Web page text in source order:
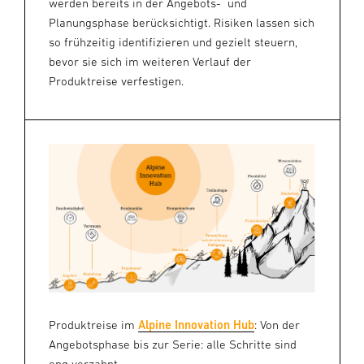
werden bereits in der Angebots- und
Planungsphase berücksichtigt. Risiken lassen sich
so frühzeitig identifizieren und gezielt steuern,
bevor sie sich im weiteren Verlauf der
Produktreise verfestigen.
Produktreise im Alpine Innovation Hub: Von der
Angebotsphase bis zur Serie: alle Schritte sind